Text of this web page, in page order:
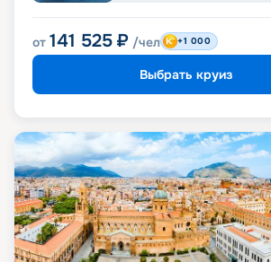
от 141 525 ₽ /чел +1 000
Выбрать круиз